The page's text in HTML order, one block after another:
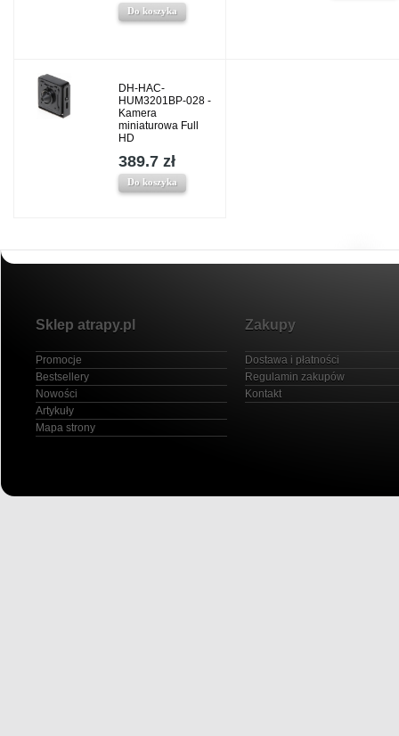
Do koszyka
DH-HAC-
HUM3201BP-028 -
Kamera
miniaturowa Full
HD
389.7 zł
Do koszyka
Sklep atrapy.pl
Promocje
Bestsellery
Nowości
Artykuły
Mapa strony
Zakupy
Dostawa i płatności
Regulamin zakupów
Kontakt